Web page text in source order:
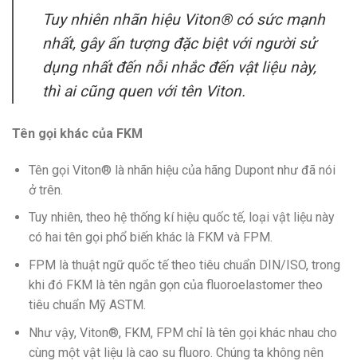
Tuy nhiên nhãn hiệu Viton® có sức mạnh
nhất, gây ấn tượng đặc biệt với người sử
dụng nhất đến nỗi nhắc đến vật liệu này,
thì ai cũng quen với tên Viton.
Tên gọi khác của FKM
Tên gọi Viton® là nhãn hiệu của hãng Dupont như đã nói
ở trên.
Tuy nhiên, theo hệ thống kí hiệu quốc tế, loại vật liệu này
có hai tên gọi phổ biến khác là FKM và FPM.
FPM là thuật ngữ quốc tế theo tiêu chuẩn DIN/ISO, trong
khi đó FKM là tên ngắn gọn của fluoroelastomer theo
tiêu chuẩn Mỹ ASTM.
Như vậy, Viton®, FKM, FPM chỉ là tên gọi khác nhau cho
cùng một vật liệu là cao su fluoro. Chúng ta không nên